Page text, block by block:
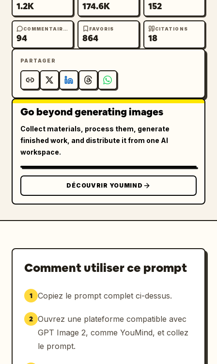
1.2K 174.6K 152
COMMENTAIRES
94
FAVORIS
864
CITATIONS
18
PARTAGER
Go beyond generating images
Collect materials, process them, generate
finished work, and distribute it from one AI
workspace.
DÉCOUVRIR YOUMIND
Comment utiliser ce prompt
1 Copiez le prompt complet ci-dessus.
2 Ouvrez une plateforme compatible avec
GPT Image 2, comme YouMind, et collez
le prompt.